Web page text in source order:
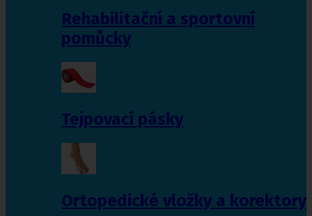
Rehabilitační a sportovní
pomůcky
Tejpovací pásky
Ortopedické vložky a korektory